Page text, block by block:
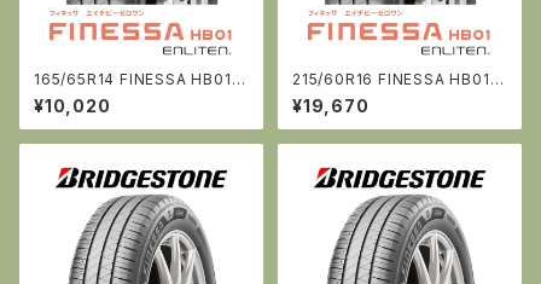
165/65R14 FINESSA HB01:
ブリヂストン
¥10,020
215/60R16 FINESSA HB01:
ブリヂストン
¥19,670